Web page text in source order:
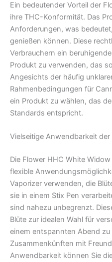
Ein bedeutender Vorteil der
ihre THC-Konformität. Das
Anforderungen, was
genießen können. Diese
Verbrauchern ein
Produkt zu verwenden, das
Angesichts der häufig
Rahmenbedingungen für
ein Produkt zu wählen, das
Standards entspricht.
Vielseitige Anwendbarkeit
Die Flower HHC White
flexible
Vaporizer verwenden, die
sie in einem Stix Pen
sind nahezu unbegrenzt.
Blüte zur idealen Wahl für
einem entspannten Abend zu
Zusammenkünften mit
Anwendbarkeit können Sie